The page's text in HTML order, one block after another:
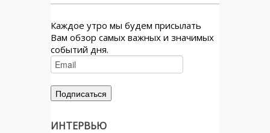
Каждое утро мы будем присылать
Вам обзор самых важных и значимых
событий дня.
ИНТЕРВЬЮ